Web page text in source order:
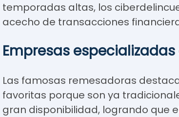
temporadas altas, los
acecho de transacciones
Empresas
Las famosas remesadoras
favoritas porque son ya
gran disponibilidad, logrando que